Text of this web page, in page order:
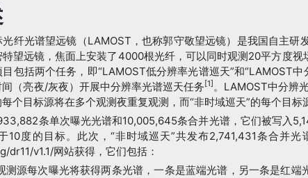
纤光谱望远镜（LAMOST，也称郭守敬望远镜）是我国自主
望远镜，焦面上安装了4000根光纤，可以同时观测20平方度
包括两个任务，即“LAMOST低分辨率光谱巡天”和“LAMOST
（亮夜/灰夜）开展中分辨率光谱巡天任务 [1] 。LAMOST中分辨
个目标源将在多个观测夜重复观测，而“非时域巡天”的每个目标
条单次曝光光谱和10,005,645条合并光谱，它们被写入
10度的目标。此次，“非时域巡天”共发布2,741,431条合并
v1.1/网站获得，它们包括：
源每次曝光将获得两条光谱，一条是蓝端光谱，另一条是红